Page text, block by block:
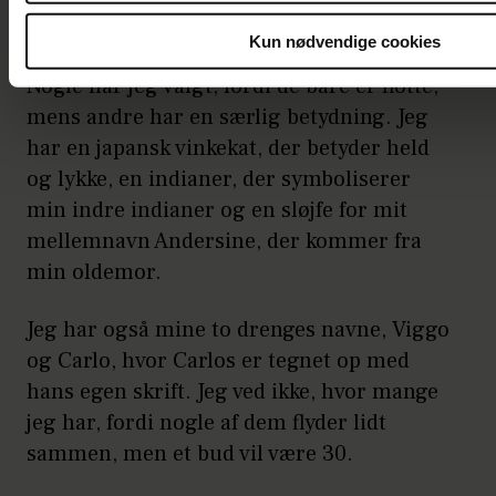
Kun nødvendige cookies
Nogle har jeg valgt, fordi de bare er flotte,
mens andre har en særlig betydning. Jeg
har en japansk vinkekat, der betyder held
og lykke, en indianer, der symboliserer
min indre indianer og en sløjfe for mit
mellemnavn Andersine, der kommer fra
min oldemor.
Jeg har også mine to drenges navne, Viggo
og Carlo, hvor Carlos er tegnet op med
hans egen skrift. Jeg ved ikke, hvor mange
jeg har, fordi nogle af dem flyder lidt
sammen, men et bud vil være 30.